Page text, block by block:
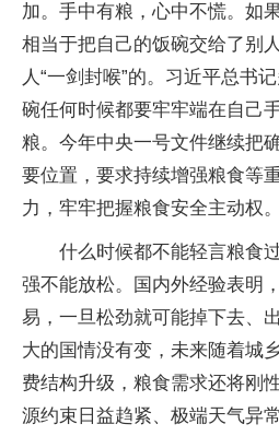
加。手中有粮，心中不慌。如
相当于把自己的饭碗交给了别
人“一剑封喉”的。习近平总书
碗任何时候都要牢牢端在自己
粮。今年中央一号文件继续把
要位置，要求持续增强粮食等
力，牢牢把握粮食安全主动权。
什么时候都不能轻言粮食
强不能放松。国内外经验表明
易，一旦松劲就可能掉下去、
大的国情没有变，未来随着城
费结构升级，粮食需求还将刚
源约束日益趋紧、极端天气异